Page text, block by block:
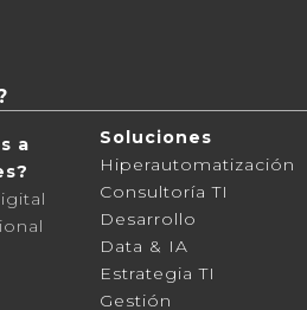
a
Soluciones
Hiperautomatización
Consultoría TI
Desarrollo
Data & IA
Estrategia TI
Gestión